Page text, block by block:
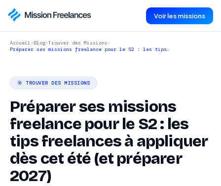
Voir les missions
Accueil › Blog›Trouver des Missions ›
Préparer ses missions freelance pour le S2 : les tips…
🎯 TROUVER DES MISSIONS
Préparer ses missions
freelance pour le S2 : les
tips freelances à appliquer
dès cet été (et préparer
2027)